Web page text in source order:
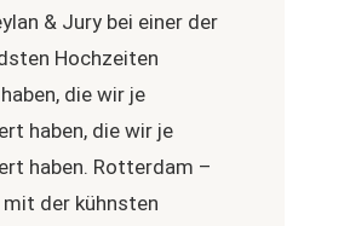
& Jury bei einer der
Hochzeiten
die wir je
haben, die wir je
haben. Rotterdam –
der kühnsten